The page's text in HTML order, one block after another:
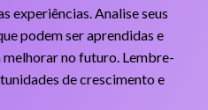
experiências. Analise seus
podem ser aprendidas e
melhorar no futuro. Lembre-
de crescimento e